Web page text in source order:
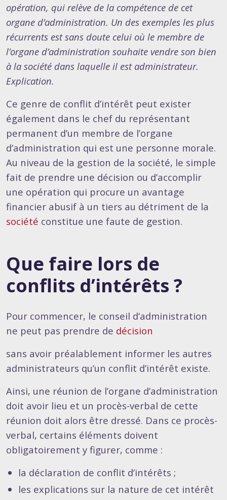
opération, qui relève de la compétence de cet
organe d’administration. Un des exemples les plus
récurrents est sans doute celui où le membre de
l’organe d’administration souhaite vendre son bien
à la société dans laquelle il est administrateur.
Explication.
Ce genre de conflit d’intérêt peut exister
également dans le chef du représentant
permanent d’un membre de l’organe
d’administration qui est une personne morale.
Au niveau de la gestion de la société, le simple
fait de prendre une décision ou d’accomplir
une opération qui procure un avantage
financier abusif à un tiers au détriment de la
société constitue une faute de gestion.
Que faire lors de
conflits d’intérêts ?
Pour commencer, le conseil d’administration
ne peut pas prendre de décision
sans avoir préalablement informer les autres
administrateurs qu’un conflit d’intérêt existe.
Ainsi, une réunion de l’organe d’administration
doit avoir lieu et un procès-verbal de cette
réunion doit alors être dressé. Dans ce procès-
verbal, certains éléments doivent
obligatoirement y figurer, comme :
la déclaration de conflit d’intérêts ;
les explications sur la nature de cet intérêt